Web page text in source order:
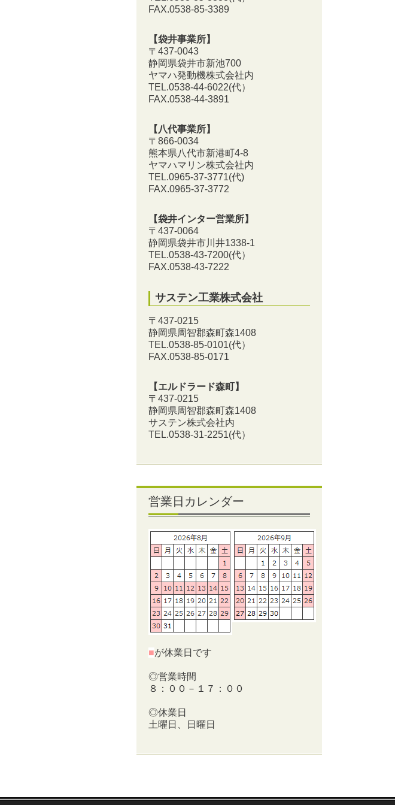
FAX.0538-85-3389
【袋井事業所】
〒437-0043
静岡県袋井市新池700
ヤマハ発動機株式会社内
TEL.0538-44-6022(代）
FAX.0538-44-3891
【八代事業所】
〒866-0034
熊本県八代市新港町4-8
ヤマハマリン株式会社内
TEL.0965-37-3771(代)
FAX.0965-37-3772
【袋井インター営業所】
〒437-0064
静岡県袋井市川井1338-1
TEL.0538-43-7200(代）
FAX.0538-43-7222
サステン工業株式会社
〒437-0215
静岡県周智郡森町森1408
TEL.0538-85-0101(代）
FAX.0538-85-0171
【エルドラード森町】
〒437-0215
静岡県周智郡森町森1408
サステン株式会社内
TEL.0538-31-2251(代）
営業日カレンダー
■が休業日です
◎営業時間
８：００－１７：００
◎休業日
土曜日、日曜日